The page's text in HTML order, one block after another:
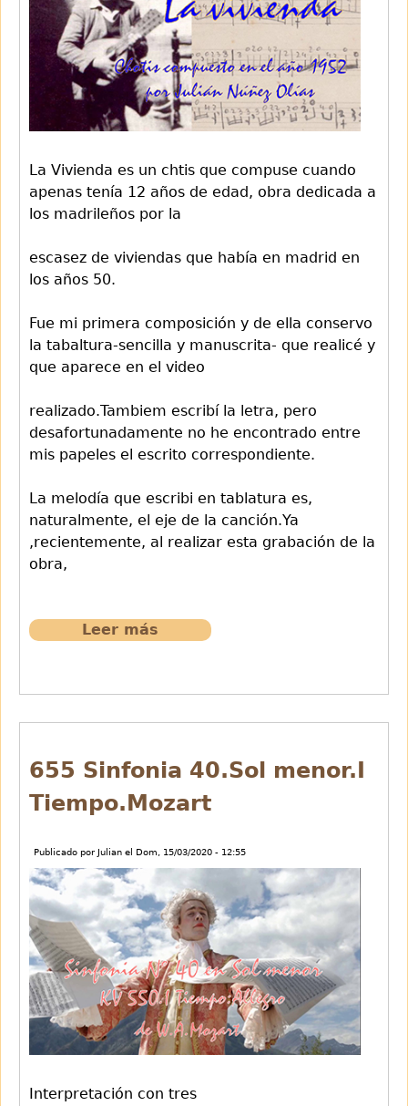
La Vivienda es un chtis que compuse cuando
apenas tenía 12 años de edad, obra dedicada a
los madrileños por la
escasez de viviendas que había en madrid en
los años 50.
Fue mi primera composición y de ella conservo
la tabaltura-sencilla y manuscrita- que realicé y
que aparece en el video
realizado.Tambiem escribí la letra, pero
desafortunadamente no he encontrado entre
mis papeles el escrito correspondiente.
La melodía que escribi en tablatura es,
naturalmente, el eje de la canción.Ya
,recientemente, al realizar esta grabación de la
obra,
Leer más
vivienda.Chotis
Núñez
Olías
655 Sinfonia 40.Sol menor.I
Tiempo.Mozart
Publicado por Julian el Dom, 15/03/2020 - 12:55
Interpretación con tres